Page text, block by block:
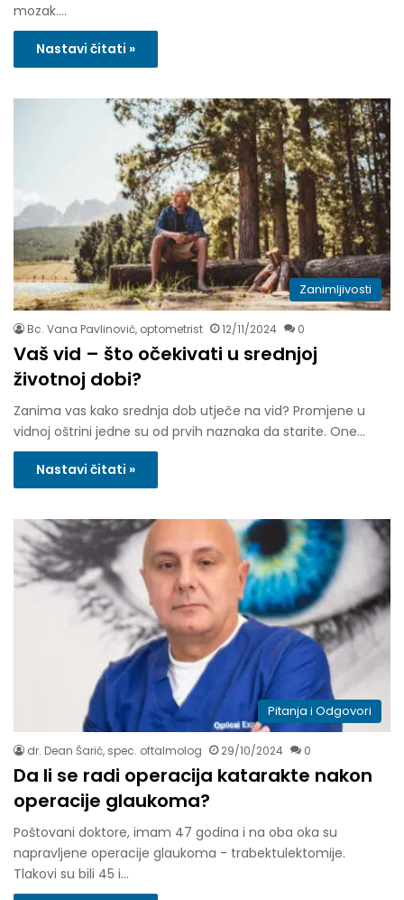
mozak.…
Nastavi čitati »
Zanimljivosti
Bc. Vana Pavlinović, optometrist 12/11/2024 0
Vaš vid – što očekivati u srednjoj
životnoj dobi?
Zanima vas kako srednja dob utječe na vid? Promjene u
vidnoj oštrini jedne su od prvih naznaka da starite. One…
Nastavi čitati »
Pitanja i Odgovori
dr. Dean Šarić, spec. oftalmolog 29/10/2024 0
Da li se radi operacija katarakte nakon
operacije glaukoma?
Poštovani doktore, imam 47 godina i na oba oka su
napravljene operacije glaukoma - trabektulektomije.
Tlakovi su bili 45 i…